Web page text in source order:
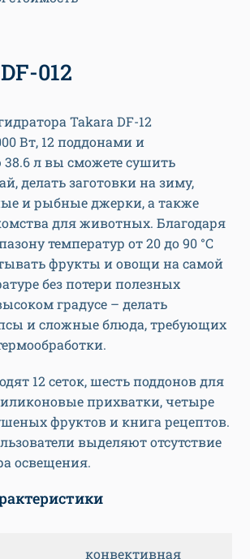
012
Takara DF-12
Вт, 12 поддонами и
л вы сможете сушить
делать заготовки на зиму,
и рыбные джерки, а также
для животных. Благодаря
температур от 20 до 90 °C
фрукты и овощи на самой
без потери полезных
градусе – делать
и сложные блюда, требующих
12 сеток, шесть поддонов для
прихватки, четыре
фруктов и книга рецептов.
выделяют отсутствие
освещения.
конвективная